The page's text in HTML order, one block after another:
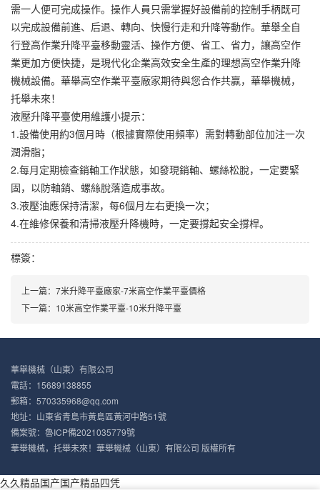
需一人便可完成操作。操作人員只需掌握好設備前的控制手柄既可
以完成設備前進、后退、轉向、快慢行走和升降等動作。華舉全自
行登高作業升降平臺移動靈活、操作方便、省工、省力，讓高空作
業更加方便快捷，是現代化企業高效安全生產的理想高空作業升降
機械設備。華舉高空作業平臺廠家期待與您合作共贏，華舉機械，
托舉未來！
液壓升降平臺使用維護小提示：
1.設備使用約3個月時（根據實際使用頻率）需對轉動部位加注一次
潤滑脂；
2.每月定期檢查銷軸工作狀態，如發現銷軸、螺絲松脫，一定要緊
固，以防軸銷、螺絲脫落造成事故。
3.液壓油應保持清潔，每6個月左右更換一次；
4.在維修保養和清掃液壓升降機時，一定要撐起安全撐桿。
標簽：
上一篇： 7米升降平臺廠家-7米高空作業平臺價格
下一篇： 10米高空作業平臺-10米升降平臺
華舉機械（山東）有限公司
電話：15689138855
郵箱：570335968@qq.com
地址：山東省青島市黃島區黃河中路51號
備案號： 魯ICP備2021035779號
華舉機械，托舉未來！華舉機械（山東）有限公司 版權所有
久久精品国产国产精品四凭